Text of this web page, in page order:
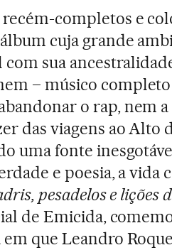
completos e
cuja grande
sua
– músico
o rap, nem a
das viagens ao Alto
uma fonte
e poesia, a vida
pesadelos e lições
de Emicida,
que Leandro